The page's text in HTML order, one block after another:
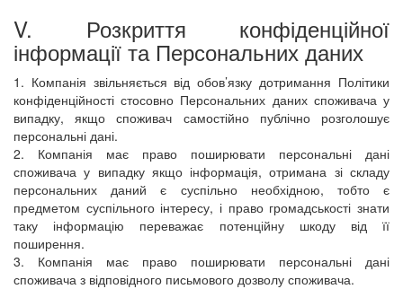
V. Розкриття конфіденційної
інформації та Персональних даних
1. Компанія звільняється від обов’язку дотримання Політики
конфіденційності стосовно Персональних даних споживача у
випадку, якщо споживач самостійно публічно розголошує
персональні дані.
2. Компанія має право поширювати персональні дані
споживача у випадку якщо інформація, отримана зі складу
персональних даний є суспільно необхідною, тобто є
предметом суспільного інтересу, і право громадськості знати
таку інформацію переважає потенційну шкоду від її
поширення.
3. Компанія має право поширювати персональні дані
споживача з відповідного письмового дозволу споживача.